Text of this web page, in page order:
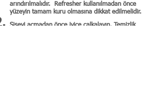
arındırılmalıdır. Refresher kullanılmadan önce
yüzeyin tamam kuru olmasına dikkat edilmelidir.
Şişeyi açmadan önce iyice çalkalayın. Temizlik